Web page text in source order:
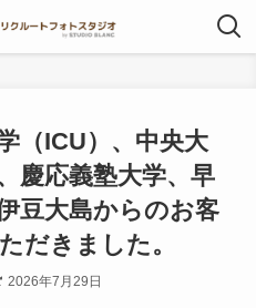
（ICU）、中央大
慶応義塾大学、早
豆大島からのお客
だきました。
2026年7月29日